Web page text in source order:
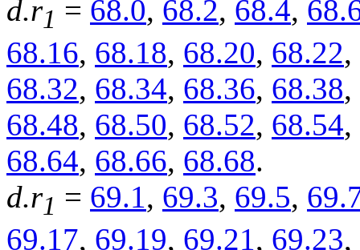
d.r1 = 68.0, 68.2, 68.4,
68.16, 68.18, 68.20, 68.22,
68.32, 68.34, 68.36, 68.38,
68.48, 68.50, 68.52, 68.54,
68.64, 68.66, 68.68.
d.r1 = 69.1, 69.3, 69.5,
69.17, 69.19, 69.21 , 69.23,